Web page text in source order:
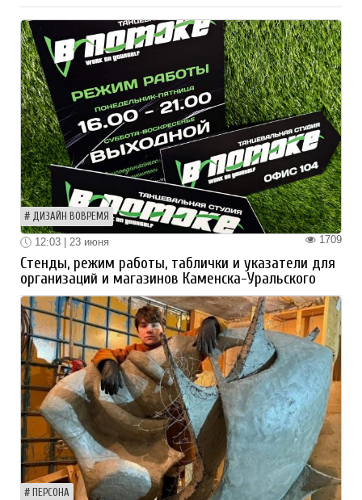
ДИЗАЙН ВОВРЕМЯ
1709
12:03 | 23 июня
Стенды, режим работы, таблички и указатели для
организаций и магазинов Каменска-Уральского
ПЕРСОНА